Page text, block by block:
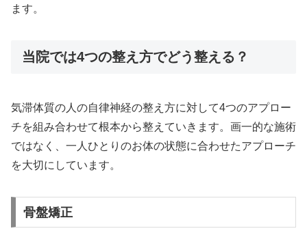
ます。
当院では4つの整え方でどう整える？
気滞体質の人の自律神経の整え方に対して4つのアプロー
チを組み合わせて根本から整えていきます。画一的な施術
ではなく、一人ひとりのお体の状態に合わせたアプローチ
を大切にしています。
骨盤矯正